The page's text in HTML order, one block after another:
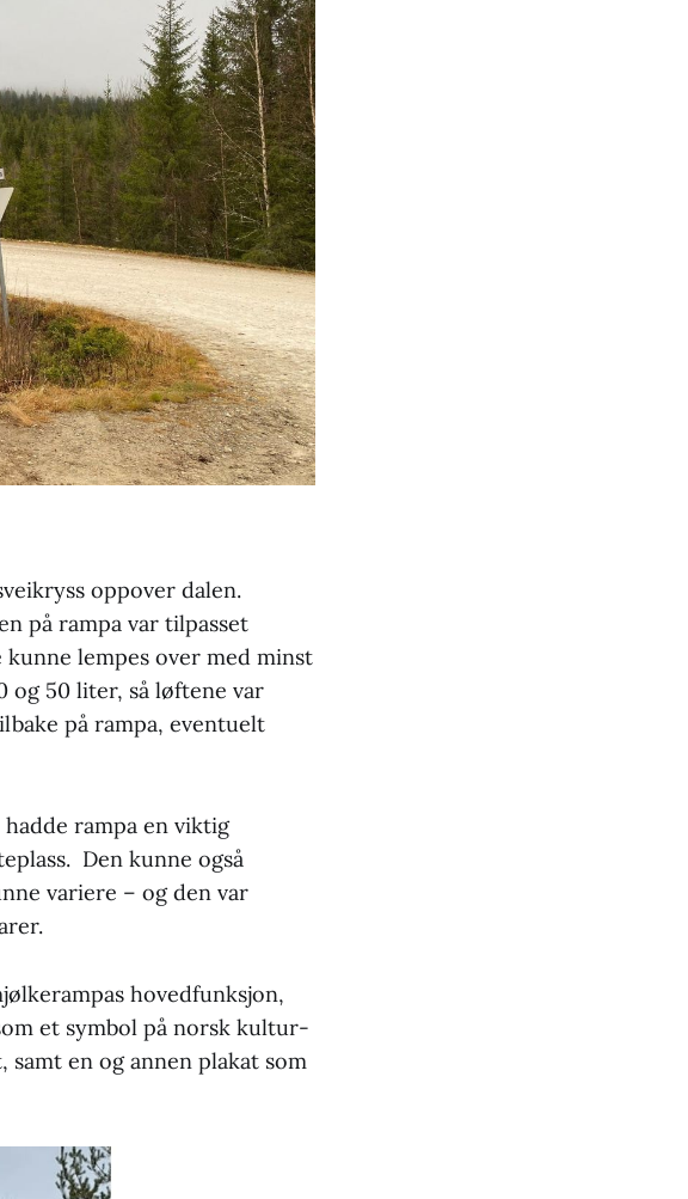
oppover dalen.
på rampa var tilpasset
lempes over med minst
og 50 liter, så løftene var
på rampa, eventuelt
rampa en viktig
Den kunne også
variere – og den var
hovedfunksjon,
et symbol på norsk kultur-
en og annen plakat som